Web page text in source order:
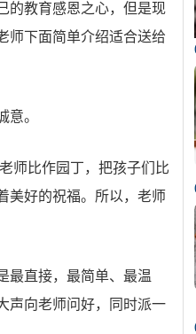
的教育感恩之心，但是现
师下面简单介绍适合送给
。
师比作园丁，把孩子们比
美好的祝福。所以，老师
最直接，最简单、最温
声向老师问好，同时派一